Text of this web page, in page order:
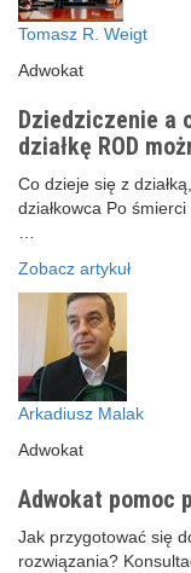
Tomasz R. Weigt
Adwokat
Dziedziczenie a
działkę ROD
Co dzieje się z
działkowca Po
…
Zobacz artykuł
Arkadiusz Malak
Adwokat
Adwokat pomoc
Jak przygotować się
rozwiązania?